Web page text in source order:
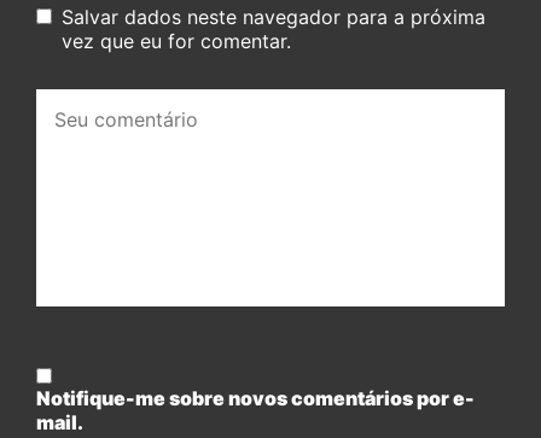
Salvar dados neste navegador para a próxima
vez que eu for comentar.
comentário:
Notifique-me sobre novos comentários por e-
mail.